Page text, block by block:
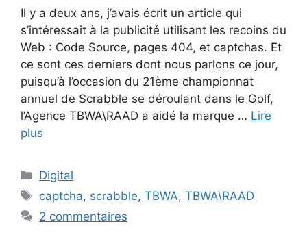
Il y a deux ans, j’avais écrit un article qui
s’intéressait à la publicité utilisant les recoins du
Web : Code Source, pages 404, et captchas. Et
ce sont ces derniers dont nous parlons ce jour,
puisqu’à l’occasion du 21ème championnat
annuel de Scrabble se déroulant dans le Golf,
l’Agence TBWA\RAAD a aidé la marque … Lire
plus
Catégories
Digital
Étiquettes
captcha, scrabble,TBWA,TBWA\RAAD
2 commentaires